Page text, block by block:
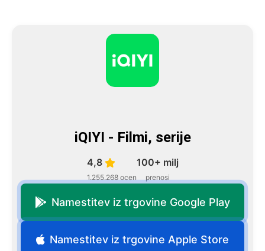
iQIYI - Filmi, serije
4,8
1.255.268 ocen
100+ milj
prenosi
Namestitev iz trgovine Google Play
Namestitev iz trgovine Apple Store